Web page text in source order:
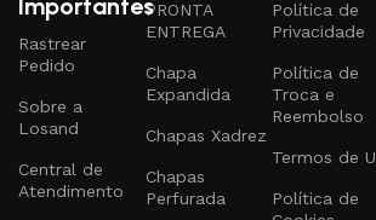
Rastrear
Pedido
Sobre a
Losand
Central de
Atendimento
PRONTA
ENTREGA
Chapa
Expandida
Chapas Xadrez
Chapas
Perfurada
Política de
Privacidade
Política de
Troca e
Reembolso
Termos de
Política de